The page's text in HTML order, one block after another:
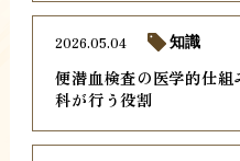
便潜血検査の医学的仕
科が行う役割
2026.05.04 知識